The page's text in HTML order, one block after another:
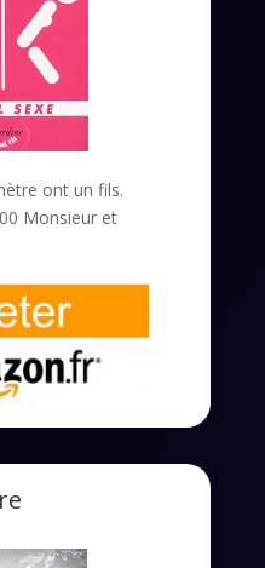
ont un fils.
Monsieur et